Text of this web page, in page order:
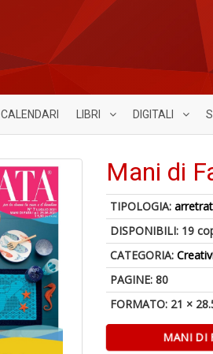
CALENDARI LIBRI DIGITALI
Mani di
TIPOLOGIA:
DISPONIBILI: 19
CATEGORIA:
PAGINE: 80
FORMATO: 21 ×
MANI DI